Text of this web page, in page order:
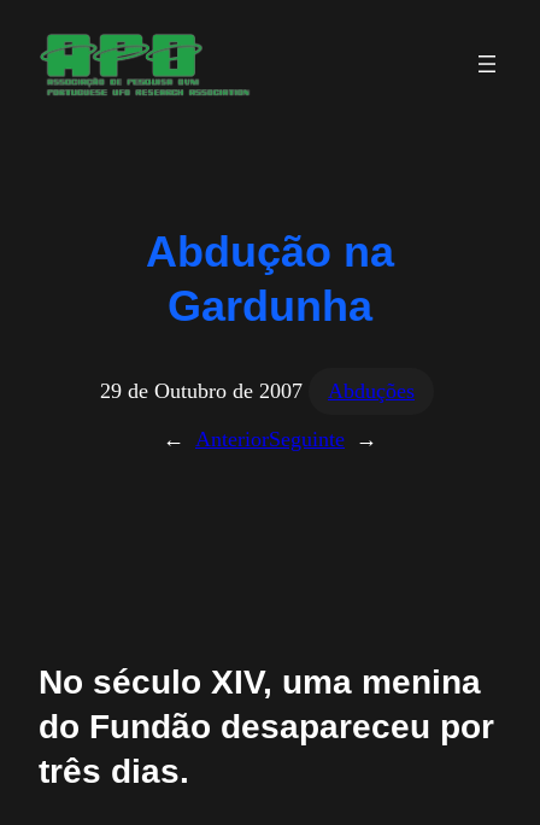
para
Abdução na
Gardunha
29 de Outubro de 2007
Abduções
← AnteriorSeguinte →
No século XIV, uma menina
do Fundão desapareceu por
três dias.